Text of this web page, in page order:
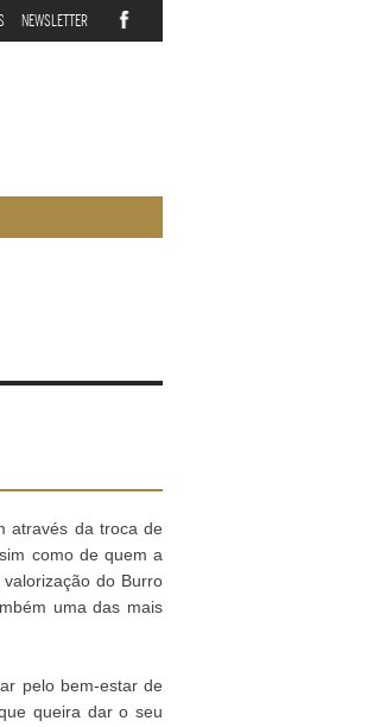
NEWSLETTER
através da troca de
como de quem a
do Burro
uma das mais
pelo bem-estar de
queira dar o seu